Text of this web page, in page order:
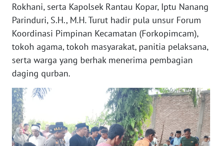
Rokhani, serta Kapolsek Rantau Kopar, Iptu Nanang
Parinduri, S.H., M.H. Turut hadir pula unsur Forum
Koordinasi Pimpinan Kecamatan (Forkopimcam),
tokoh agama, tokoh masyarakat, panitia pelaksana,
serta warga yang berhak menerima pembagian
daging qurban.
WN
JAMBI
WN
SULTRA
WN
NTB
SULTENG